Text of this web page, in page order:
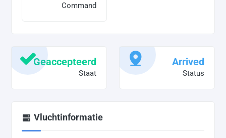
Command
Geaccepteerd
Staat
Arrived
Status
Vluchtinformatie